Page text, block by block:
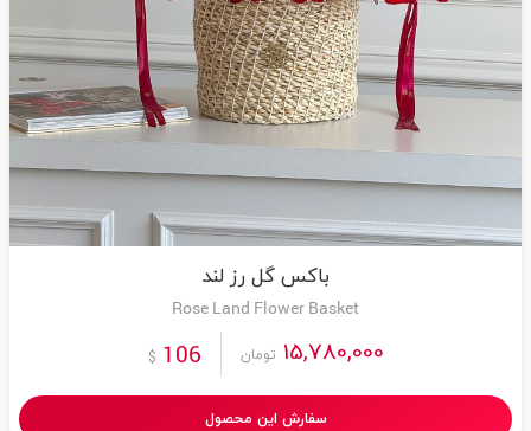
باکس گل رز لند
Rose Land Flower Basket
15,780,000 تومان 106
$
سفارش این محصول